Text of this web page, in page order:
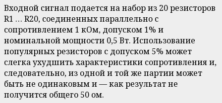
Входной сигнал подается на набор из 20 резисторов
R1 … R20, соединенных параллельно с
сопротивлением 1 кОм, допуском 1% и
номинальной мощности 0,5 Вт. Использование
популярных резисторов с допуском 5% может
слегка ухудшить характеристики сопротивления и,
следовательно, из одной и той же партии может
быть не одинаковым и — как результат не
получится общего 50 ом.